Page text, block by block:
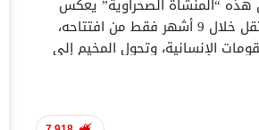
هذه “المنشأة الصحراوية” يعكس
همجية لا تليق بدولة تدعي التحضر حيث لقي ثلاثة أشخاص حتفهم داخل المعتقل خلال 9 أشهر فقط من افتتاحه،
المقومات الإنسانية، وتحول المخيم إلى